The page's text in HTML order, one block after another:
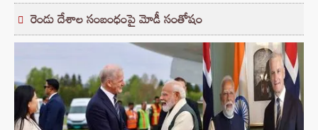
రెండు దేశాల సంబంధంపై మోడీ సంతోషం